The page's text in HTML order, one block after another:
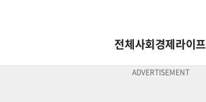
전체사회경제라이프